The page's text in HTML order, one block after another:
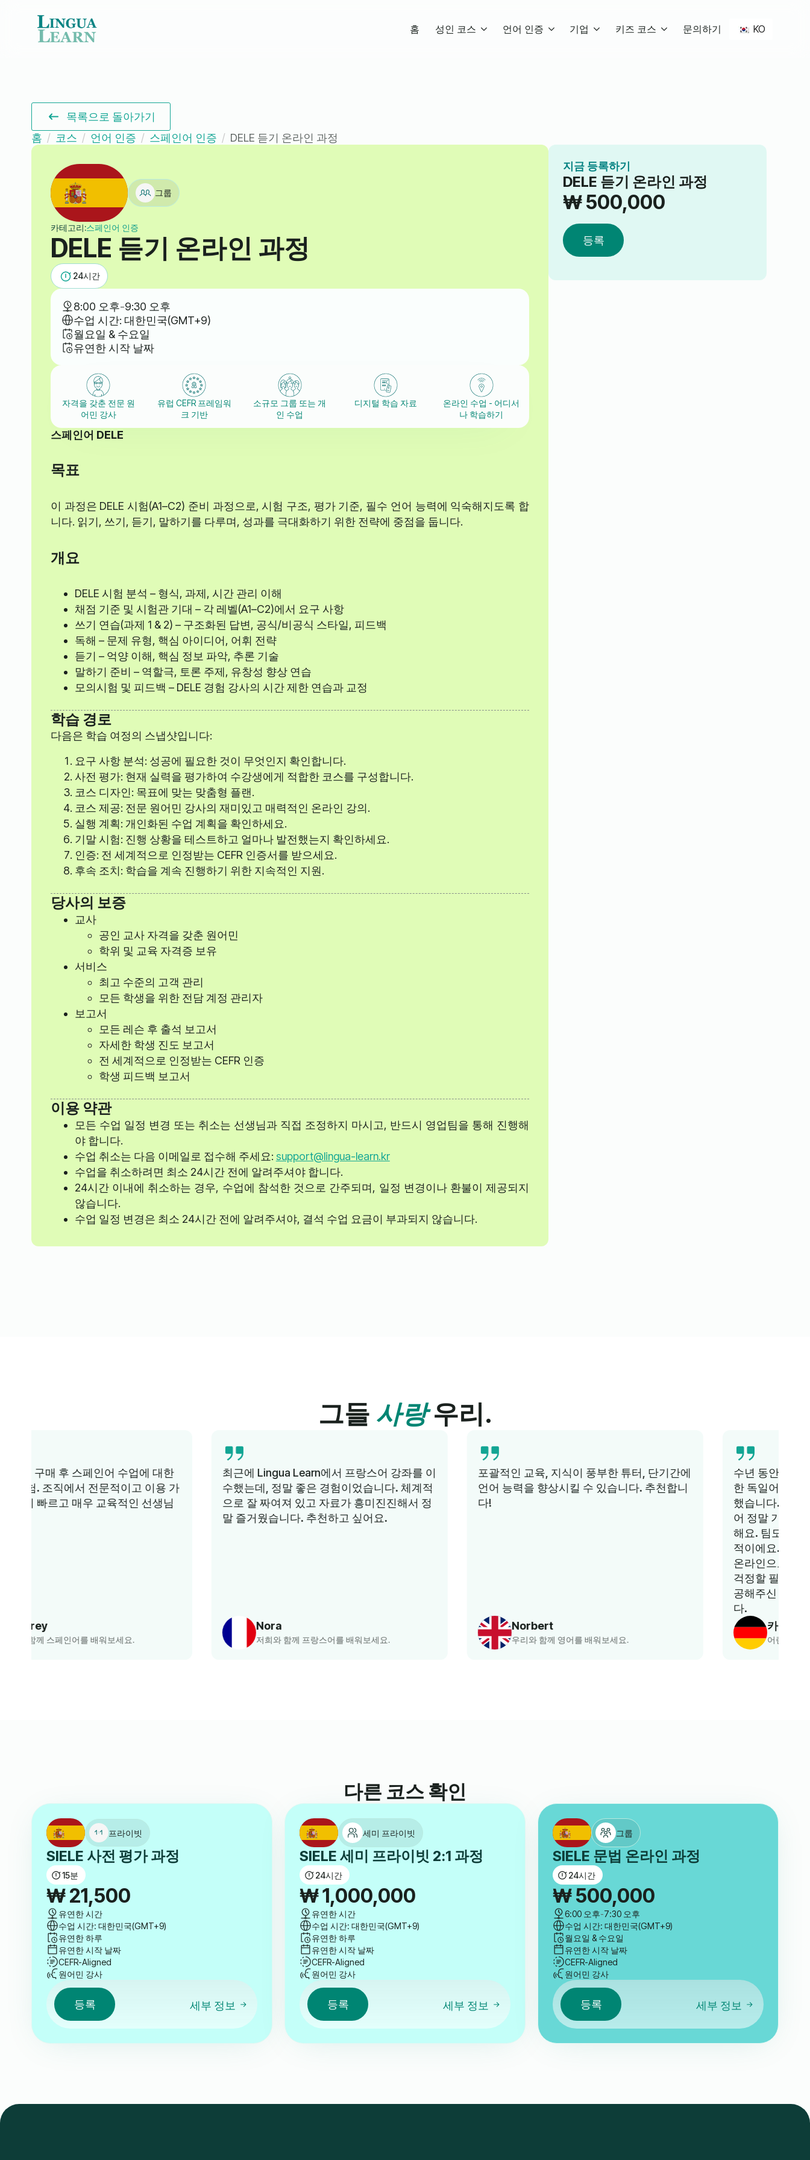
홈 성인 코스 언어 인증 기업 키즈 코스 문의하기 KO
목록으로 돌아가기
홈
코스 언어 인증 스페인어 인증 DELE 듣기 온라인 과정
그룹
카테고리:스페인어 인증
DELE 듣기 온라인 과정
24시간
8:00 오후-9:30 오후
수업 시간: 대한민국(GMT+9)
월요일 & 수요일
유연한 시작 날짜
자격을 갖춘 전문 원
어민 강사
유럽 CEFR 프레임워
크 기반
소규모 그룹 또는 개
인 수업
디지털 학습 자료
온라인 수업 - 어디서
나 학습하기
스페인어 DELE
목표
이 과정은 DELE 시험(A1–C2) 준비 과정으로, 시험 구조, 평가 기준, 필수 언어 능력에 익숙해지도록 합
니다. 읽기, 쓰기, 듣기, 말하기를 다루며, 성과를 극대화하기 위한 전략에 중점을 둡니다.
개요
DELE 시험 분석 – 형식, 과제, 시간 관리 이해
채점 기준 및 시험관 기대 – 각 레벨(A1–C2)에서 요구 사항
쓰기 연습(과제 1 & 2) – 구조화된 답변, 공식/비공식 스타일, 피드백
독해 – 문제 유형, 핵심 아이디어, 어휘 전략
듣기 – 억양 이해, 핵심 정보 파악, 추론 기술
말하기 준비 – 역할극, 토론 주제, 유창성 향상 연습
모의시험 및 피드백 – DELE 경험 강사의 시간 제한 연습과 교정
학습 경로
다음은 학습 여정의 스냅샷입니다:
요구 사항 분석: 성공에 필요한 것이 무엇인지 확인합니다.
사전 평가: 현재 실력을 평가하여 수강생에게 적합한 코스를 구성합니다.
코스 디자인: 목표에 맞는 맞춤형 플랜.
코스 제공: 전문 원어민 강사의 재미있고 매력적인 온라인 강의.
실행 계획: 개인화된 수업 계획을 확인하세요.
기말 시험: 진행 상황을 테스트하고 얼마나 발전했는지 확인하세요.
인증: 전 세계적으로 인정받는 CEFR 인증서를 받으세요.
후속 조치: 학습을 계속 진행하기 위한 지속적인 지원.
당사의 보증
교사
공인 교사 자격을 갖춘 원어민
학위 및 교육 자격증 보유
서비스
최고 수준의 고객 관리
모든 학생을 위한 전담 계정 관리자
보고서
모든 레슨 후 출석 보고서
자세한 학생 진도 보고서
전 세계적으로 인정받는 CEFR 인증
학생 피드백 보고서
이용 약관
모든 수업 일정 변경 또는 취소는 선생님과 직접 조정하지 마시고, 반드시 영업팀을 통해 진행해
야 합니다.
수업 취소는 다음 이메일로 접수해 주세요: support@lingua-learn.kr
수업을 취소하려면 최소 24시간 전에 알려주셔야 합니다.
24시간 이내에 취소하는 경우, 수업에 참석한 것으로 간주되며, 일정 변경이나 환불이 제공되지
않습니다.
수업 일정 변경은 최소 24시간 전에 알려주셔야, 결석 수업 요금이 부과되지 않습니다.
지금 등록하기
DELE 듣기 온라인 과정
₩500,000
등록
그들 사랑우리.
저희와 함께 프랑스어를 배워보세요.
최근에 Lingua Learn에서 프랑스어 강좌를 이
수했는데, 정말 좋은 경험이었습니다. 체계적
으로 잘 짜여져 있고 자료가 흥미진진해서 정
우리와 함께 영어를 배워보세요.
포괄적인 교육, 지식이 풍부한 튜터, 단기간에
언어 능력을 향상시킬 수 있습니다. 추천합니
다!
어린이 독일어 수업 학부모
수년 동안 저는 아이들을 위한 훌륭하고 저렴
한 독일어 수업을 찾기 위해 노력했지만 실패
했습니다. 몇 달 전에 링구아 배움을 알게 되
어 정말 기쁩니다. 아이들이 수업을 정말 좋아
해요. 팀도 매우 지원적이고 가격도 매우 합리
적이에요. 무엇보다도 워킹맘인 저는 수업이
온라인으로 진행되기 때문에 교통편에 대해
걱정할 필요가 없습니다. 뛰어난 서비스를 제
공해주신 Lingua Learn 팀에 정말 감사드립니
다른 코스 확인
프라이빗
SIELE 사전 평가 과정
15분
₩21,500
유연한 시간
수업 시간: 대한민국(GMT+9)
유연한 하루
유연한 시작 날짜
CEFR-Aligned
원어민 강사
등록 세부 정보
세미 프라이빗
SIELE 세미 프라이빗 2:1 과정
24시간
₩1,000,000
유연한 시간
수업 시간: 대한민국(GMT+9)
유연한 하루
유연한 시작 날짜
CEFR-Aligned
원어민 강사
등록 세부 정보
그룹
SIELE 문법 온라인 과정
24시간
₩500,000
6:00 오후-7:30 오후
수업 시간: 대한민국(GMT+9)
월요일 & 수요일
유연한 시작 날짜
CEFR-Aligned
원어민 강사
등록 세부 정보